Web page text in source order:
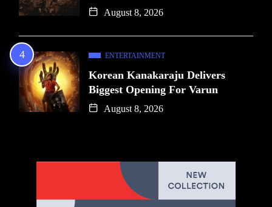
August 8, 2026
ENTERTAINMENT
Korean Kanakaraju Delivers
Biggest Opening For Varun
August 8, 2026